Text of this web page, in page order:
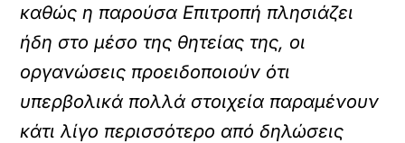
καθώς η παρούσα Επιτροπή πλησιάζει
ήδη στο μέσο της θητείας της, οι
οργανώσεις προειδοποιούν ότι
υπερβολικά πολλά στοιχεία παραμένουν
κάτι λίγο περισσότερο από δηλώσεις